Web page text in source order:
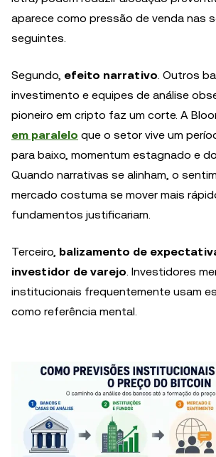
aparece como pressão de venda nas
seguintes.
Segundo, efeito narrativo . Outros
investimento e equipes de análise
pioneiro em cripto faz um corte. A
em paralelo que o setor vive um
para baixo, momentum estagnado e
Quando narrativas se alinham, o
mercado costuma se mover mais
fundamentos justificariam.
Terceiro, balizamento de
investidor de varejo . Investidores
institucionais frequentemente usam
como referência mental.